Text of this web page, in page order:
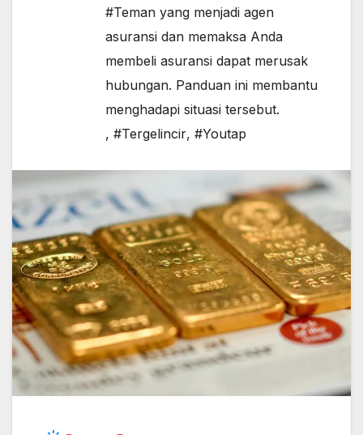
#Teman yang menjadi agen
asuransi dan memaksa Anda
membeli asuransi dapat merusak
hubungan. Panduan ini membantu
menghadapi situasi tersebut.
, #Tergelincir, #Youtap